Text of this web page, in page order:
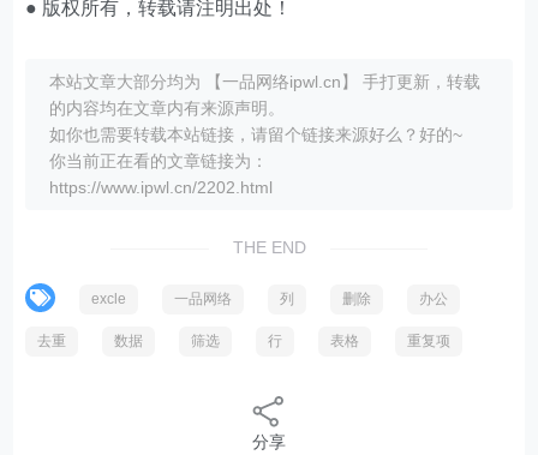
● 版权所有，转载请注明出处！
本站文章大部分均为 【一品网络ipwl.cn】 手打更新，转载
的内容均在文章内有来源声明。
如你也需要转载本站链接，请留个链接来源好么？好的~
你当前正在看的文章链接为：
https://www.ipwl.cn/2202.html
THE END
excle 一品网络 列 删除 办公
去重 数据 筛选 行 表格 重复项
分享